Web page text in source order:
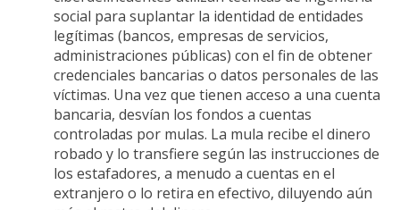
social para suplantar la identidad de entidades
legítimas (bancos, empresas de servicios,
administraciones públicas) con el fin de obtener
credenciales bancarias o datos personales de las
víctimas. Una vez que tienen acceso a una cuenta
bancaria, desvían los fondos a cuentas
controladas por mulas. La mula recibe el dinero
robado y lo transfiere según las instrucciones de
los estafadores, a menudo a cuentas en el
extranjero o lo retira en efectivo, diluyendo aún